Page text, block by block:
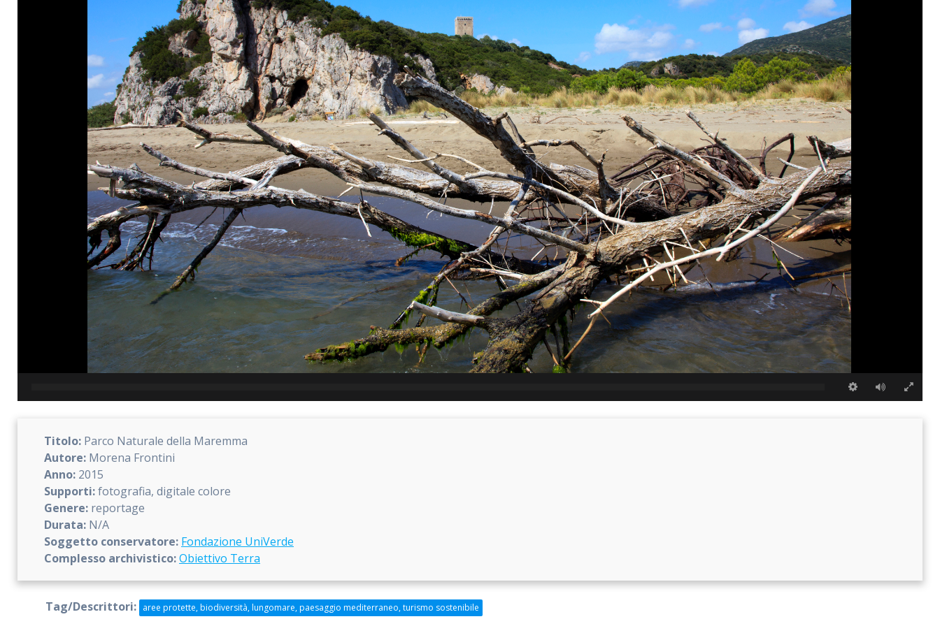
Titolo: Parco Naturale della Maremma
Autore: Morena Frontini
Anno: 2015
Supporti:fotografia, digitale colore
Genere: reportage
Durata: N/A
Soggetto conservatore: Fondazione UniVerde
Complesso archivistico:Obiettivo Terra
Tag/Descrittori: aree protette, biodiversità, lungomare, paesaggio mediterraneo, turismo sostenibile